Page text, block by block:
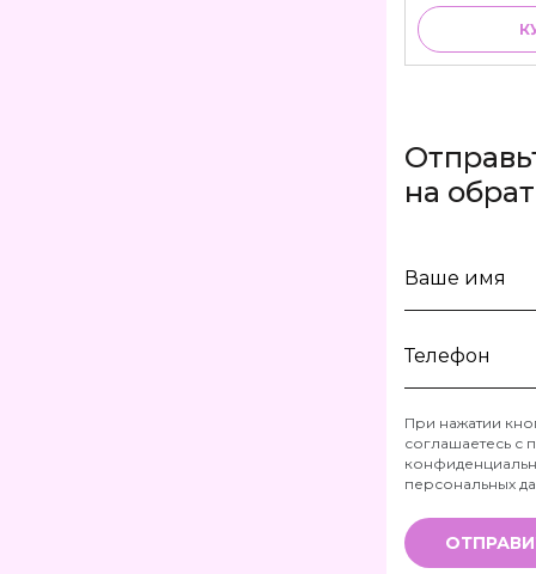
на
Ваше
Телефон
*
При нажатии
соглашаетесь с
персональных